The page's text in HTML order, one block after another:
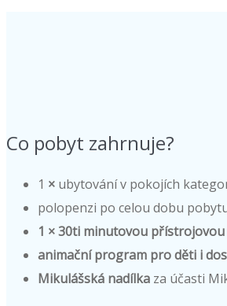
Co pobyt zahrnuje?
1 × ubytování v pokojích
polopenzi po celou dobu
1 × 30ti minutovou
animační program pro děti i
Mikulášská nadílka za účasti